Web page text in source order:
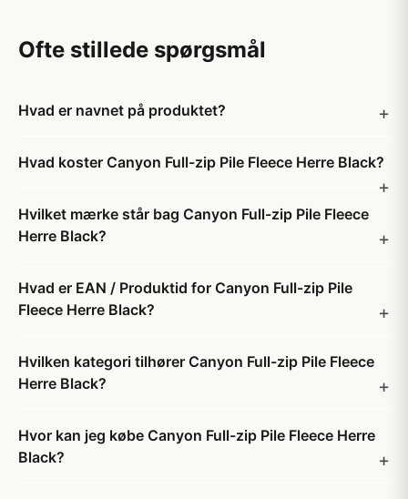
Ofte stillede spørgsmål
Hvad er navnet på produktet?
Hvad koster Canyon Full-zip Pile Fleece Herre Black?
Hvilket mærke står bag Canyon Full-zip Pile Fleece
Herre Black?
Hvad er EAN / Produktid for Canyon Full-zip Pile
Fleece Herre Black?
Hvilken kategori tilhører Canyon Full-zip Pile Fleece
Herre Black?
Hvor kan jeg købe Canyon Full-zip Pile Fleece Herre
Black?